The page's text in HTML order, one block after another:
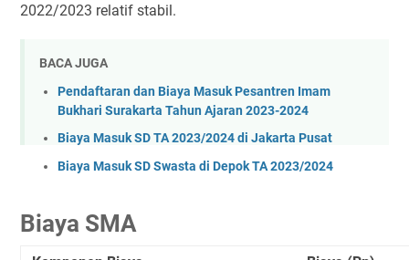
2022/2023 relatif stabil.
BACA JUGA
Pendaftaran dan Biaya Masuk Pesantren Imam
Bukhari Surakarta Tahun Ajaran 2023-2024
Biaya Masuk SD TA 2023/2024 di Jakarta Pusat
Biaya Masuk SD Swasta di Depok TA 2023/2024
Biaya SMA